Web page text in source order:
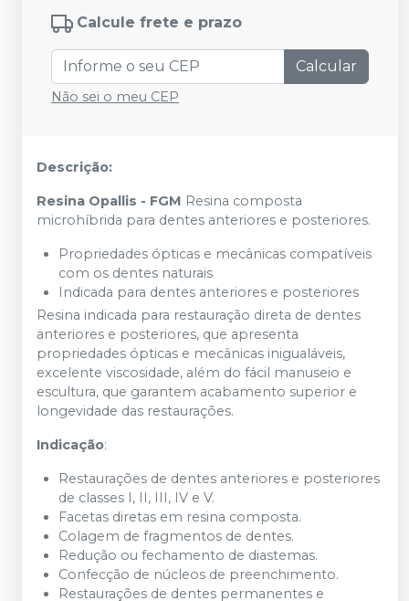
Calcule frete e prazo
Calcular
Não sei o meu CEP
Descrição:
Resina Opallis - FGM Resina composta
microhíbrida para dentes anteriores e posteriores.
Propriedades ópticas e mecânicas compatíveis
com os dentes naturais
Indicada para dentes anteriores e posteriores
Resina indicada para restauração direta de dentes
anteriores e posteriores, que apresenta
propriedades ópticas e mecânicas inigualáveis,
excelente viscosidade, além do fácil manuseio e
escultura, que garantem acabamento superior e
longevidade das restaurações.
Indicação:
Restaurações de dentes anteriores e posteriores
de classes I, II, III, IV e V.
Facetas diretas em resina composta.
Colagem de fragmentos de dentes.
Redução ou fechamento de diastemas.
Confecção de núcleos de preenchimento.
Restaurações de dentes permanentes e